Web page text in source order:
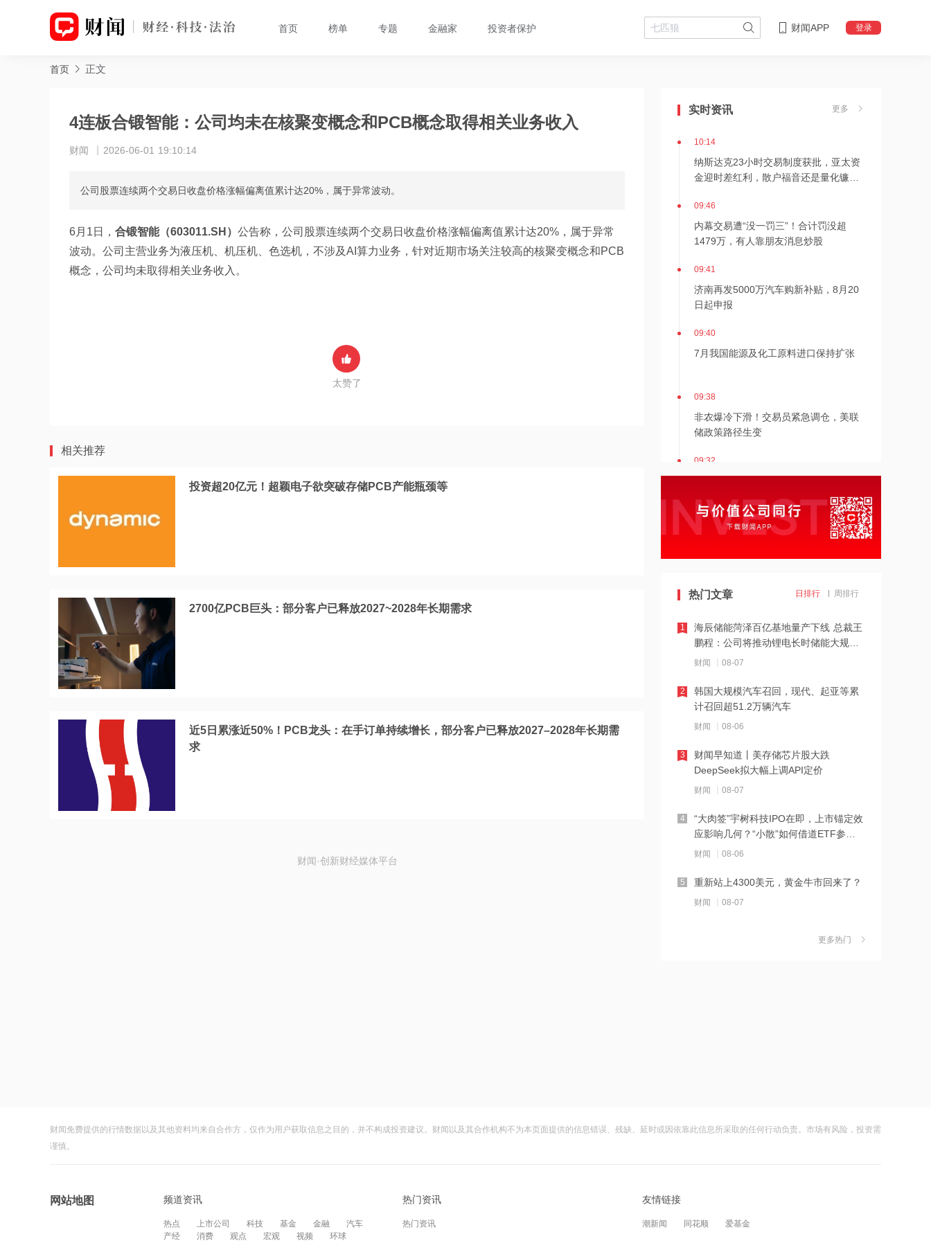
首页 榜单 专题 金融家 投资者保护 财闻APP 登录
首页 正文
4连板合锻智能：公司均未在核聚变概念和PCB概念取得相关业务收入
财闻 2026-06-01 19:10:14
公司股票连续两个交易日收盘价格涨幅偏离值累计达20%，属于异常波动。
6月1日， 合锻智能（603011.SH） 公告称，公司股票连续两个交易日收盘价格涨幅偏离值累计达20%，属于异常
波动。公司主营业务为液压机、机压机、色选机，不涉及AI算力业务，针对近期市场关注较高的核聚变概念和PCB
概念，公司均未取得相关业务收入。
太赞了
相关推荐
投资超20亿元！超颖电子欲突破存储PCB产能瓶颈等
2700亿PCB巨头：部分客户已释放2027~2028年长期需求
近5日累涨近50%！PCB龙头：在手订单持续增长，部分客户已释放2027–2028年长期需
求
财闻·创新财经媒体平台
实时资讯 更多
变能源工程化
10:14
纳斯达克23小时交易制度获批，亚太资
金迎时差红利，散户福音还是量化镰刀
09:46
内幕交易遭“没一罚三”！合计罚没超
1479万，有人靠朋友消息炒股
09:41
济南再发5000万汽车购新补贴，8月20
日起申报
09:40
7月我国能源及化工原料进口保持扩张
09:38
非农爆冷下滑！交易员紧急调仓，美联
储政策路径生变
09:32
特朗普宣布砸30亿美元！联邦政府重金
09:27
上海国投先导参与投资智微凌峰基金
江苏省政府与华为签署深化战略合作协
09:26
浙江海事局启动沿海Ⅰ级防台应急响应
09:24
白酒总价再破9900元创月余新高！飞天
09:18
伊朗官员称已与阿曼就霍尔木兹海峡通
09:17
非农利空变利好？SpaceX暴涨15%，光
09:14
1300亿元
08:59
热门文章 日排行 周排行
海辰储能菏泽百亿基地量产下线 总裁王
鹏程：公司将推动锂电长时储能大规模
交付
财闻 08-07
1
韩国大规模汽车召回，现代、起亚等累
计召回超51.2万辆汽车
财闻 08-06
2
财闻早知道丨美存储芯片股大跌
DeepSeek拟大幅上调API定价
财闻 08-07
3
“大肉签”宇树科技IPO在即，上市锚定效
应影响几何？“小散”如何借道ETF参
与？
财闻 08-06
4
重新站上4300美元，黄金牛市回来了？
财闻 08-07
5
四成？公司回应：设备还在安装中，谈
更多热门
财闻免费提供的行情数据以及其他资料均来自合作方，仅作为用户获取信息之目的，并不构成投资建议。财闻以及其合作机构不为本页面提供的信息错误、残缺、延时或因依靠此信息所采取的任何行动负责。市场有风险，投资需
谨慎。
网站地图 频道资讯
热点 上市公司 科技 基金 金融
汽车
产经
消费 观点 宏观 视频 环球
热门资讯
热门资讯
友情链接
潮新闻 同花顺 爱基金